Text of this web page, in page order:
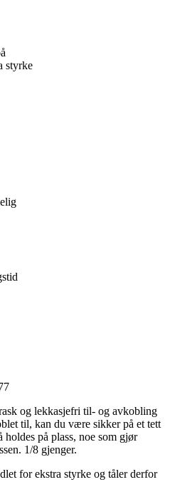
styrke
og lekkasjefri til- og avkobling
til, kan du være sikker på et tett
på plass, noe som gjør
1/8 gjenger.
for ekstra styrke og tåler derfor